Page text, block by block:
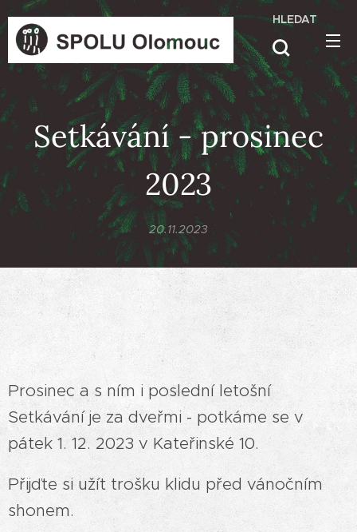
HLEDAT
Setkávání - prosinec
2023
20.11.2023
Prosinec a s ním i poslední letošní
Setkávání je za dveřmi - potkáme se v
pátek 1. 12. 2023 v Kateřinské 10.
Přijďte si užít trošku klidu před vánočním
shonem.